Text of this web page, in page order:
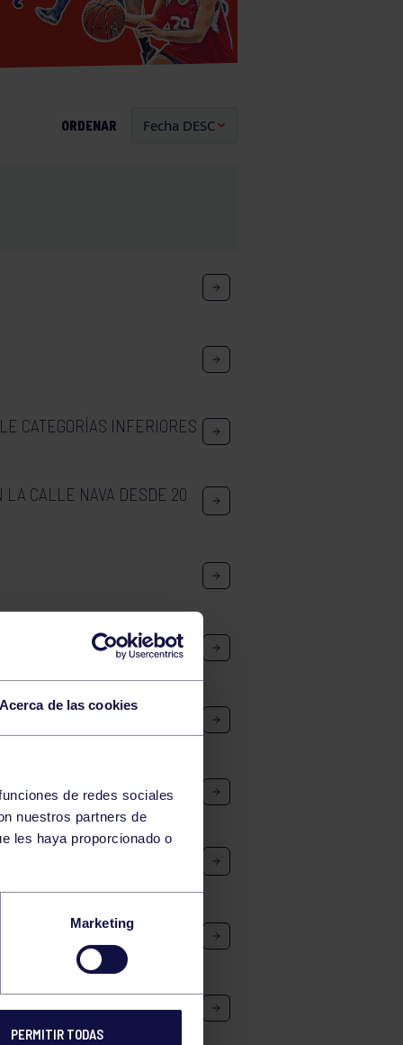
de las cookies
de redes sociales
nuestros partners de
les haya proporcionado o
Marketing
PERMITIR TODAS
ORDENAR
CATEGORÍAS INFERIORES
LA CALLE NAVA DESDE 20